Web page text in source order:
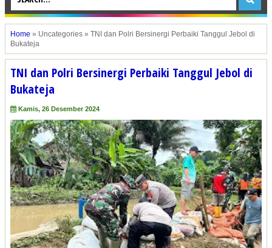
Home » Uncategories » TNI dan Polri Bersinergi Perbaiki Tanggul Jebol di
Bukateja
TNI dan Polri Bersinergi Perbaiki Tanggul Jebol di
Bukateja
Kamis, 26 Desember 2024